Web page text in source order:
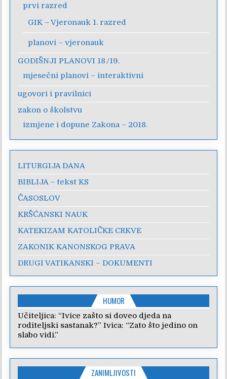
prvi razred
GIK – Vjeronauk 1. razred
planovi – vjeronauk
GODIŠNJI PLANOVI 18./19.
mjesečni planovi – interaktivni
ugovori i pravilnici
zakon o školstvu
izmjene i dopune Zakona – 2018.
LITURGIJA DANA
BIBLIJA – tekst KS
ČASOSLOV
KRŠĆANSKI NAUK
KATEKIZAM KATOLIČKE CRKVE
ZAKONIK KANONSKOG PRAVA
DRUGI VATIKANSKI – DOKUMENTI
HUMOR
Učiteljica: “Ivice zašto si doveo djeda na
roditeljski sastanak?” Ivica: “Zato što jedino on
slabo vidi.”
ZANIMLJIVOSTI